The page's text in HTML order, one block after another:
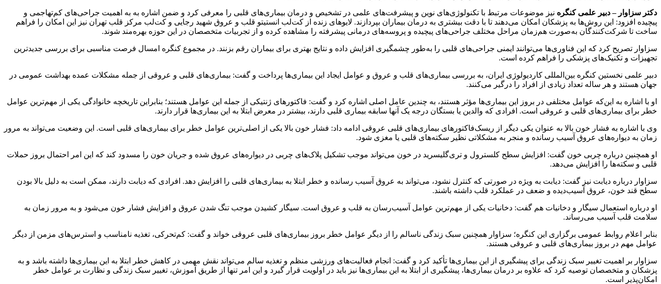
دکتر سزاوار – دبیر علمی کنگره نیز موضوعات مرتبط با تکنولوژی‌های نوین و پیشرفت‌های علمی در تشخیص و درمان بیماری‌های قلبی را معرفی کرد و ضمن اشاره به به اهمیت جراحی‌های کم‌تهاجمی و
پیچیده افزود: این روش‌ها به پزشکان امکان می‌دهند تا با دقت بیشتری به درمان بیماران بپردازند. لایوهای زنده از کت‌لب انستیتو قلب و عروق شهید رجایی و کت‌لب مرکز قلب تهران نیز این امکان را فراهم
ساخت تا شرکت‌کنندگان به‌صورت هم‌زمان مراحل مختلف جراحی‌های پیچیده و پروسه‌های درمانی پیشرفته را مشاهده کرده و از تجربیات متخصصان در این حوزه بهره‌مند شوند.
سزاوار تصریح کرد که این فناوری‌ها می‌توانند ایمنی جراحی‌های قلبی را به‌طور چشمگیری افزایش داده و نتایج بهتری برای بیماران رقم بزنند. در مجموع کنگره امسال فرصت مناسبی برای بررسی جدیدترین
تجهیزات و تکنیک‌های پزشکی را فراهم کرده است.
دبیر علمی نخستین کنگره بین‌المللی کاردیولوژی ایران، به بررسی بیماری‌های قلب و عروق و عوامل ایجاد این بیماری‌ها پرداخت و گفت: بیماری‌های قلبی و عروقی از جمله مشکلات عمده بهداشت عمومی در
جهان هستند و هر ساله تعداد زیادی از افراد را درگیر می‌کنند.
او با اشاره به این‌که عوامل مختلفی در بروز این بیماری‌ها مؤثر هستند، به چندین عامل اصلی اشاره کرد و گفت: فاکتورهای ژنتیکی از جمله این عوامل هستند؛ بنابراین تاریخچه خانوادگی یکی از مهم‌ترین عوامل
خطر برای بیماری‌های قلبی و عروقی است. افرادی که والدین یا بستگان درجه یک آنها سابقه بیماری قلبی دارند، بیشتر در معرض ابتلا به این بیماری‌ها قرار دارند.
وی با اشاره به فشار خون بالا به عنوان یکی دیگر از ریسک‌فاکتورهای بیماری‌های قلبی عروقی ادامه داد: فشار خون بالا یکی از اصلی‌ترین عوامل خطر برای بیماری‌های قلبی است. این وضعیت می‌تواند به مرور
زمان به دیواره‌های عروق آسیب رسانده و منجر به مشکلاتی نظیر سکته‌های قلبی یا مغزی شود.
او همچنین درباره چربی خون گفت: افزایش سطح کلسترول و تری‌گلیسرید در خون می‌تواند موجب تشکیل پلاک‌های چربی در دیواره‌های عروق شده و جریان خون را مسدود کند که این امر احتمال بروز حملات
قلبی و سکته‌ها را افزایش می‌دهد.
سزاوار درباره دیابت نیز گفت: دیابت به ویژه در صورتی که کنترل نشود، می‌تواند به عروق آسیب رسانده و خطر ابتلا به بیماری‌های قلبی را افزایش دهد. افرادی که دیابت دارند، ممکن است به دلیل بالا بودن
سطح قند خون، عروق آسیب‌دیده و ضعف در عملکرد قلب داشته باشند.
او درباره استعمال سیگار و دخانیات هم گفت: دخانیات یکی از مهم‌ترین عوامل آسیب‌رسان به قلب و عروق است. سیگار کشیدن موجب تنگ شدن عروق و افزایش فشار خون می‌شود و به مرور زمان به
سلامت قلب آسیب می‌رساند.
بنابر اعلام روابط عمومی برگزاری این کنگره؛ سزاوار همچنین سبک زندگی ناسالم را از دیگر عوامل خطر بروز بیماری‌های قلبی عروقی خواند و گفت: کم‌تحرکی، تغذیه نامناسب و استرس‌های مزمن از دیگر
عوامل مهم در بروز بیماری‌های قلبی و عروقی هستند.
سزاوار بر اهمیت تغییر سبک زندگی برای پیشگیری از این بیماری‌ها تأکید کرد و گفت: انجام فعالیت‌های ورزشی منظم و تغذیه سالم می‌تواند نقش مهمی در کاهش خطر ابتلا به این بیماری‌ها داشته باشد و به
پزشکان و متخصصان توصیه کرد که علاوه بر درمان بیماری‌ها، پیشگیری از ابتلا به این بیماری‌ها نیز باید در اولویت قرار گیرد و این امر تنها از طریق آموزش، تغییر سبک زندگی و نظارت بر عوامل خطر
امکان‌پذیر است.